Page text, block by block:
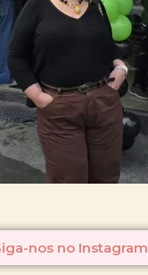
nos no Instagram